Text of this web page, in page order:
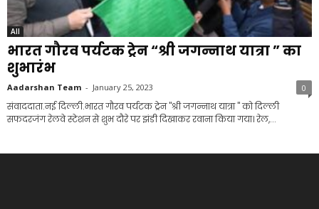
All
भारत गौरव पर्यटक ट्रेन “श्री जगन्नाथ यात्रा ” का
शुभारंभ
Aadarshan Team - January 25, 2023 0
संवाददाता.नई दिल्ली.भारत गौरव पर्यटक ट्रेन "श्री जगन्नाथ यात्रा " को दिल्ली
सफदरजंग रेलवे स्टेशन से शुभ दौरे पर झंडी दिखाकर रवाना किया गया। रेल,...